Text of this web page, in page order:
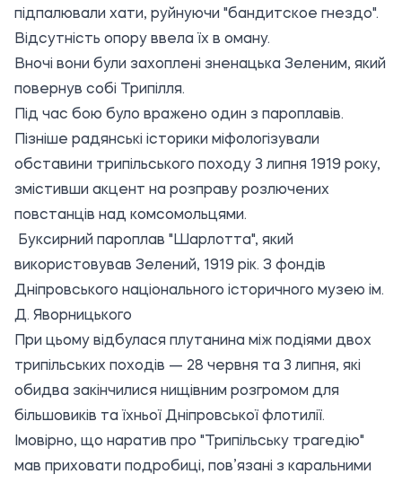
підпалювали хати, руйнуючи "бандитское гнездо".
Відсутність опору ввела їх в оману.
Вночі вони були захоплені зненацька Зеленим, який
повернув собі Трипілля.
Під час бою було вражено один з пароплавів.
Пізніше радянські історики міфологізували
обставини трипільського походу 3 липня 1919 року,
змістивши акцент на розправу розлючених
повстанців над комсомольцями.
Буксирний пароплав "Шарлотта", який
використовував Зелений, 1919 рік. З фондів
Дніпровського національного історичного музею ім.
Д. Яворницького
При цьому відбулася плутанина між подіями двох
трипільських походів — 28 червня та 3 липня, які
обидва закінчилися нищівним розгромом для
більшовиків та їхньої Дніпровської флотилії.
Імовірно, що наратив про "Трипільську трагедію"
мав приховати подробиці, пов’язані з каральними